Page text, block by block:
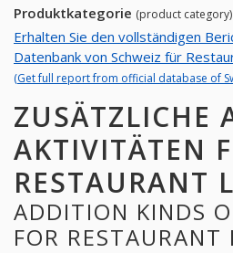
Produktkategorie (product category)
Erhalten Sie den vollständigen
Datenbank von Schweiz für
(Get full report from official database of
ZUSÄTZLICHE
AKTIVITÄTEN
RESTAURANT
ADDITION KINDS
FOR RESTAURANT